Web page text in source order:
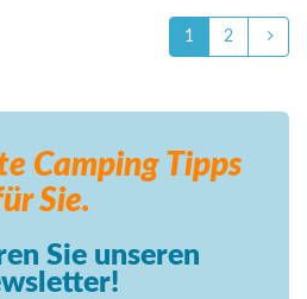
1 2
Camping Tipps
Sie.
Sie unseren